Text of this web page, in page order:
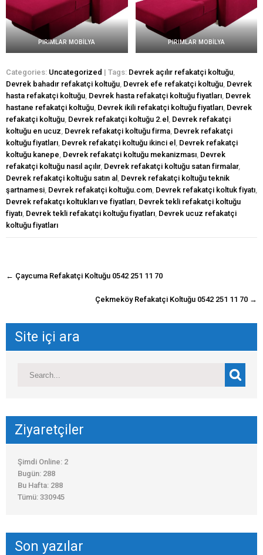
PIRIMLAR MOBİLYA PIRIMLAR MOBİLYA
Categories: Uncategorized | Tags: Devrek açılır refakatçi koltuğu
Devrek bahadır refakatçi koltuğu Devrek efe refakatçi koltuğu Devrek
hasta refakatçi koltuğu Devrek hasta refakatçi koltuğu fiyatları Devrek
hastane refakatçi koltuğu Devrek ikili refakatçi koltuğu fiyatları Devrek
refakatçi koltuğu Devrek refakatçi koltuğu 2.el
Devrek refakatçi
koltuğu en ucuz Devrek refakatçi koltuğu firma Devrek refakatçi
koltuğu fiyatları Devrek refakatçi koltuğu ikinci el
Devrek refakatçi
koltuğu kanepe Devrek refakatçi koltuğu mekanizması Devrek
refakatçi koltuğu nasıl açılır, Devrek refakatçi koltuğu satan firmalar,
Devrek refakatçi koltuğu satın al
Devrek refakatçi koltuğu teknik
şartnamesi Devrek refakatçi koltuğu.com Devrek refakatçi koltuk fiyatı
Devrek refakatçı koltukları ve fiyatları Devrek tekli refakatçi koltuğu
fiyatı Devrek tekli refakatçi koltuğu fiyatları Devrek ucuz refakatçi
koltuğu fiyatları
navigasyon
← Çaycuma Refakatçi Koltuğu 0542 251 11 70
Çekmeköy Refakatçi Koltuğu 0542 251 11 70 →
Site içi ara
Ziyaretçiler
Şimdi Online: 2
Bugün: 288
Bu Hafta: 288
Tümü: 330945
Son yazılar